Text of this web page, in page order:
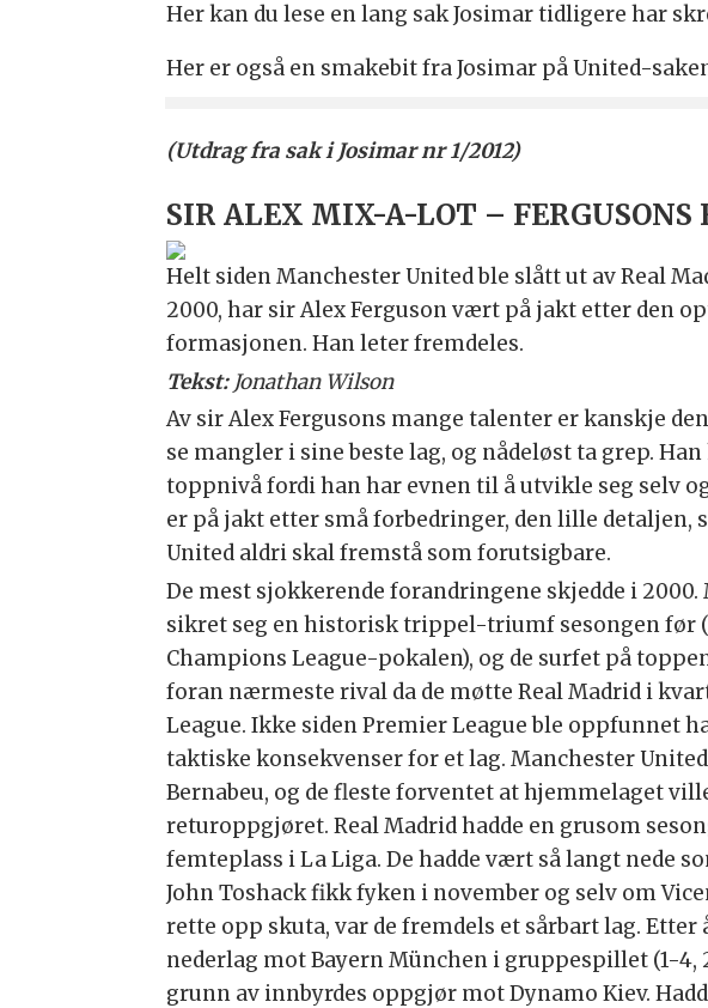
Her kan du lese en lang sak Josimar tidligere har
Her er også en smakebit fra Josimar på United-
(Utdrag fra sak i Josimar nr 1/2012)
SIR ALEX MIX-A-LOT – FERGUSONS
Helt siden Manchester United ble slått ut av Real
2000, har sir Alex Ferguson vært på jakt etter den
formasjonen. Han leter fremdeles.
Tekst: Jonathan Wilson
Av sir Alex Fergusons mange talenter er kanskje
se mangler i sine beste lag, og nådeløst ta grep.
toppnivå fordi han har evnen til å utvikle seg selv
er på jakt etter små forbedringer, den lille detaljen,
United aldri skal fremstå som forutsigbare.
De mest sjokkerende forandringene skjedde i 2000.
sikret seg en historisk trippel-triumf sesongen før
Champions League-pokalen), og de surfet på
foran nærmeste rival da de møtte Real Madrid i
League. Ikke siden Premier League ble oppfunnet
taktiske konsekvenser for et lag. Manchester
Bernabeu, og de fleste forventet at hjemmelaget
returoppgjøret. Real Madrid hadde en grusom
femteplass i La Liga. De hadde vært så langt nede
John Toshack fikk fyken i november og selv om
rette opp skuta, var de fremdels et sårbart lag. Etter
nederlag mot Bayern München i gruppespillet (1-4,
grunn av innbyrdes oppgjør mot Dynamo Kiev.